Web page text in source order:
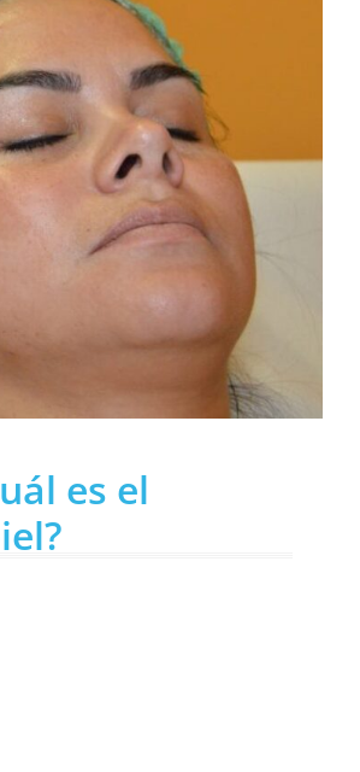
es el